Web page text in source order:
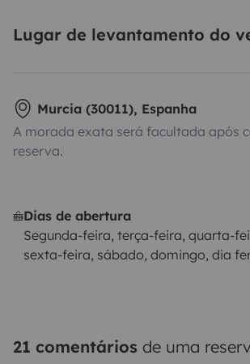
Lugar de levantamento do
Murcia (30011), Espanha
A morada exata será facultada após
reserva.
Dias de abertura
Segunda-feira, terça-feira, quarta-
sexta-feira, sábado, domingo, dia
21 comentários de uma